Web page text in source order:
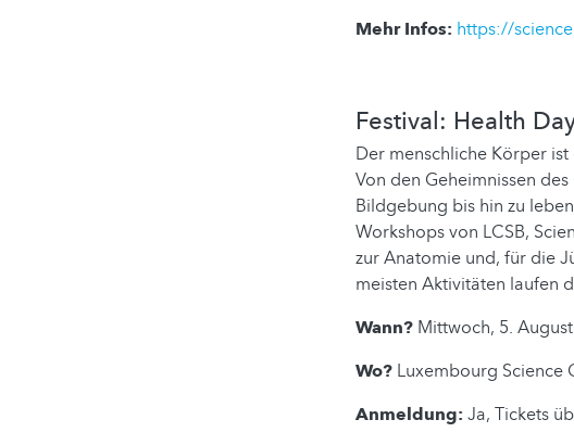
Mehr Infos: https://
Festival: Health
Der menschliche Körper
Von den Geheimnissen
Bildgebung bis hin zu
Workshops von LCSB,
zur Anatomie und, für die
meisten Aktivitäten laufen
Wann? Mittwoch, 5.
Wo? Luxembourg Science
Anmeldung: Ja, Tickets